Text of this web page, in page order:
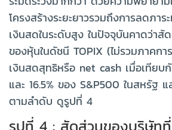
โครงสร้างระยะยาวรวมถึงการลดภา
เงินสดในระดับสูง ในปัจจุบันคาดว่าสั
ของหุ้นในดัชนี TOPIX (ไม่รวมภาคกา
เงินสดสุทธิหรือ net cash เมื่อเทียบ
และ 16.5% ของ S&P500 ในสหรัฐ แ
ตามลำดับ ดูรูปที่ 4